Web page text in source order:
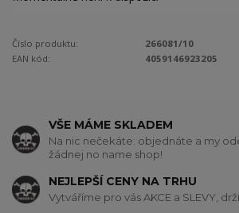
Číslo produktu:
266081/10
EAN kód:
4059146923205
VŠE MÁME SKLADEM
Na nic nečekáte: objednáte a my
žádnej no name shop!
NEJLEPŠÍ CENY NA TRHU
Vytváříme pro vás AKCE a SLEVY,